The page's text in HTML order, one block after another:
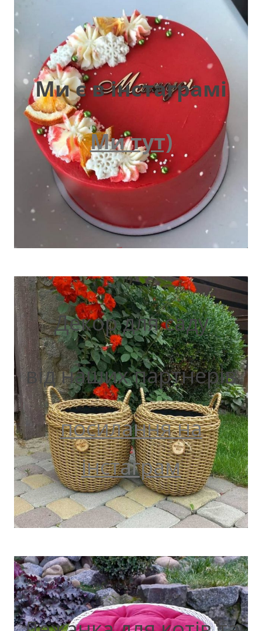
Ми є в інстаграмі
Ми тут)
Декор для саду
від наших партнерів
посилання на
інстаграм